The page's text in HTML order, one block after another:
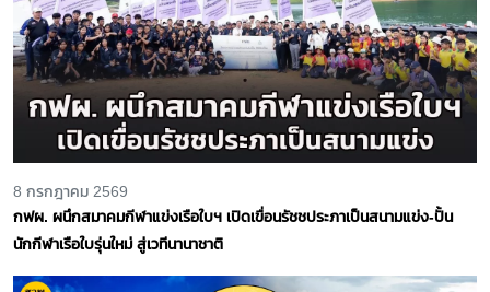
8 กรกฎาคม 2569
กฟผ. ผนึกสมาคมกีฬาแข่งเรือใบฯ เปิดเขื่อนรัชชประภาเป็นสนามแข่ง-ปั้น
นักกีฬาเรือใบรุ่นใหม่ สู่เวทีนานาชาติ